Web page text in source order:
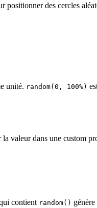
positionner des cercles
unité. random(0, 100%)
valeur dans une custom
contient random()